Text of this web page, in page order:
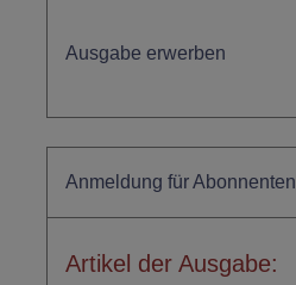
Ausgabe erwerben
Anmeldung für Abonnenten
Artikel der Ausgabe: